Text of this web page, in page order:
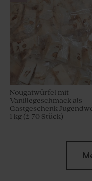
Nougatwürfel mit
Vanillegeschmack als
Gastgeschenk
1 kg (± 70 Stück)